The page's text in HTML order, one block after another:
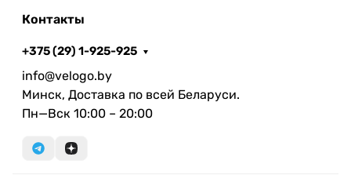
Контакты
+375 (29) 1-925-925
info@velogo.by
Минск, Доставка по всей Беларуси.
Пн—Вск 10:00 – 20:00